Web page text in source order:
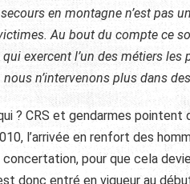
en montagne n’est pas
Au bout du compte ce
exercent l’un des métiers
nous n’intervenons plus dans
? CRS et gendarmes pointent
l’arrivée en renfort des
concertation, pour que cela
donc entré en vigueur au